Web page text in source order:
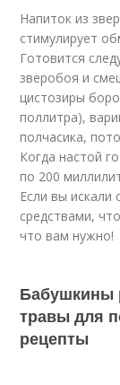
Напиток из
стимулирует
Готовится
зверобоя и
цистозиры
поллитра),
полчасика,
Когда настой
по 200
Если вы искали
средствами,
что вам нужно!
Бабушкины
травы для
рецепты